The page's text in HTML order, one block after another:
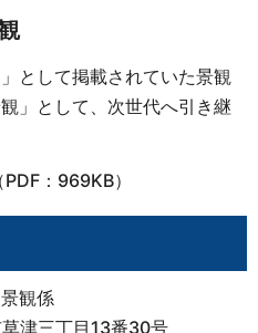
として掲載されていた景観
」として、次世代へ引き継
PDF：969KB）
観係
津三丁目13番30号